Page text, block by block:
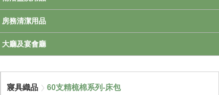
房務清潔用品
大廳及宴會廳
寢具織品 60支精梳棉系列-床包